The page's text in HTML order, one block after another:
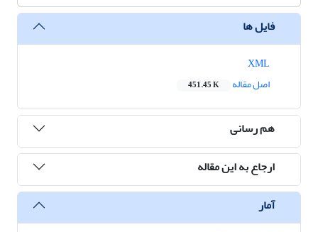
فایل ها
اصل مقاله
451.45 K
هم رسانی
ارجاع به این مقاله
آمار